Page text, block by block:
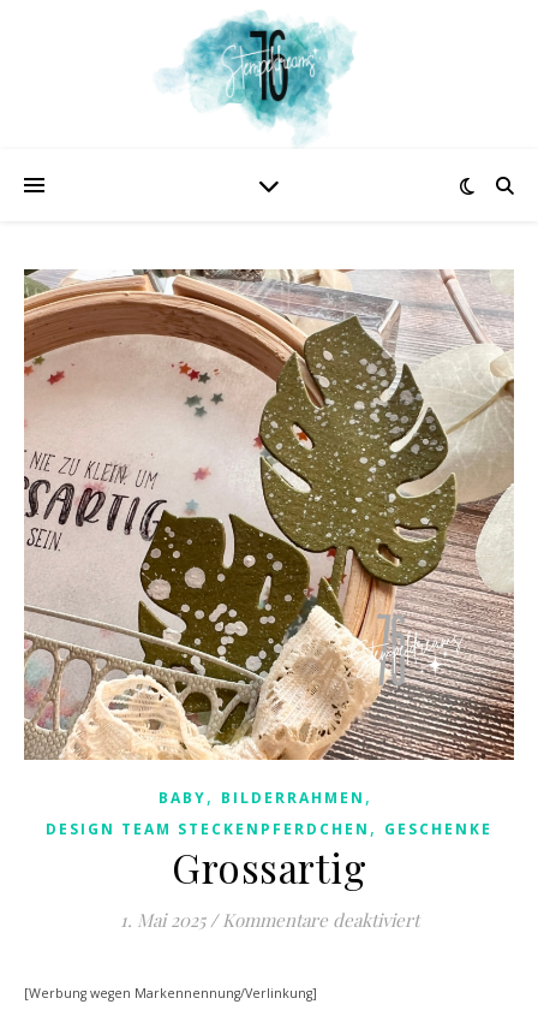
BABY, BILDERRAHMEN ,
DESIGN TEAM STECKENPFERDCHEN , GESCHENKE
Grossartig
1. Mai 2025 / Kommentare deaktiviertfür Grossartig
[Werbung wegen Markennennung/Verlinkung]